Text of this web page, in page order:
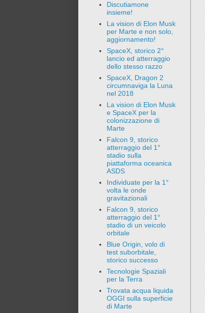
Discutiamone
insieme!
La vision di Elon Musk
per Marte e non solo,
aggiornamento!
SpaceX, storico 2°
lancio ed atterraggio
dello stesso razzo
SpaceX, Dragon 2
circumnaviga la Luna
nel 2018
La vision di Elon Musk
e SpaceX per la
colonizzazione di
Marte
Falcon 9, storico
atterraggio del 1°
stadio sulla
piattaforma oceanica
ASDS
Individuate per la 1°
volta le onde
gravitazionali
Falcon 9, storico
atterraggio del 1°
stadio di un veicolo
orbitale
Blue Origin, volo di
test suborbitale,
storico successo
Tecnologie Spaziali
per la Terra
Trovata acqua liquida
OGGI sulla superficie
di Marte